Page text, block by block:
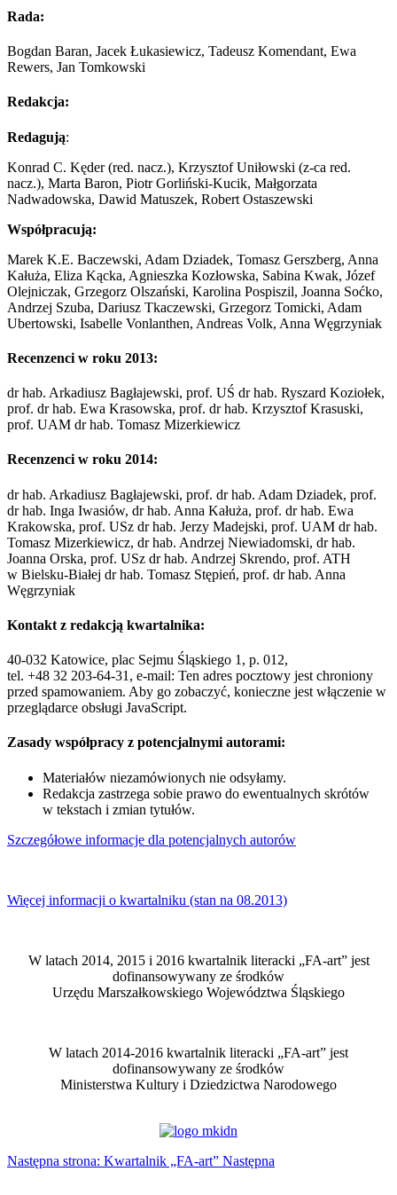
Rada:
Bogdan Baran, Jacek Łukasiewicz, Tadeusz Komendant, Ewa
Rewers, Jan Tomkowski
Redakcja:
Redagują:
Konrad C. Kęder (red. nacz.), Krzysztof Uniłowski (z-ca red.
nacz.), Marta Baron, Piotr Gorliński-Kucik, Małgorzata
Nadwadowska, Dawid Matuszek, Robert Ostaszewski
Współpracują:
Marek K.E. Baczewski, Adam Dziadek, Tomasz Gerszberg, Anna
Kałuża, Eliza Kącka, Agnieszka Kozłowska, Sabina Kwak, Józef
Olejniczak, Grzegorz Olszański, Karolina Pospiszil, Joanna Soćko,
Andrzej Szuba, Dariusz Tkaczewski, Grzegorz Tomicki, Adam
Ubertowski, Isabelle Vonlanthen, Andreas Volk, Anna Węgrzyniak
Recenzenci w roku 2013:
dr hab. Arkadiusz Bagłajewski, prof. UŚ dr hab. Ryszard Koziołek,
prof. dr hab. Ewa Krasowska, prof. dr hab. Krzysztof Krasuski,
prof. UAM dr hab. Tomasz Mizerkiewicz
Recenzenci w roku 2014:
dr hab. Arkadiusz Bagłajewski, prof. dr hab. Adam Dziadek, prof.
dr hab. Inga Iwasiów, dr hab. Anna Kałuża, prof. dr hab. Ewa
Krakowska, prof. USz dr hab. Jerzy Madejski, prof. UAM dr hab.
Tomasz Mizerkiewicz, dr hab. Andrzej Niewiadomski, dr hab.
Joanna Orska, prof. USz dr hab. Andrzej Skrendo, prof. ATH
w Bielsku-Białej dr hab. Tomasz Stępień, prof. dr hab. Anna
Węgrzyniak
Kontakt z redakcją kwartalnika:
40-032 Katowice, plac Sejmu Śląskiego 1, p. 012,
tel. +48 32 203-64-31, e-mail: Ten adres pocztowy jest chroniony
przed spamowaniem. Aby go zobaczyć, konieczne jest włączenie w
przeglądarce obsługi JavaScript.
Zasady współpracy z potencjalnymi autorami:
Materiałów niezamówionych nie odsyłamy.
Redakcja zastrzega sobie prawo do ewentualnych skrótów
w tekstach i zmian tytułów.
Szczegółowe informacje dla potencjalnych autorów
Więcej informacji o kwartalniku (stan na 08.2013)
W latach 2014, 2015 i 2016 kwartalnik literacki „FA-art” jest
dofinansowywany ze środków
Urzędu Marszałkowskiego Województwa Śląskiego
W latach 2014-2016 kwartalnik literacki „FA-art” jest
dofinansowywany ze środków
Ministerstwa Kultury i Dziedzictwa Narodowego
Następna strona: Kwartalnik „FA-art” Następna